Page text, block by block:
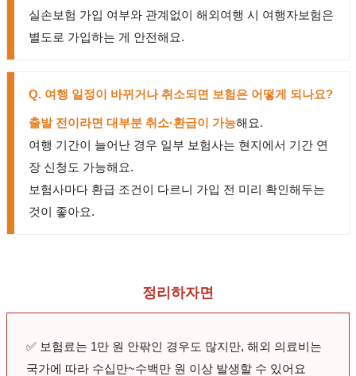
실손보험 가입 여부와 관계없이 해외여행 시 여행자보험은
별도로 가입하는 게 안전해요.
Q. 여행 일정이 바뀌거나 취소되면 보험은 어떻게 되나요?
출발 전이라면 대부분 취소·환급이 가능해요.
여행 기간이 늘어난 경우 일부 보험사는 현지에서 기간 연
장 신청도 가능해요.
보험사마다 환급 조건이 다르니 가입 전 미리 확인해두는
것이 좋아요.
정리하자면
✅ 보험료는 1만 원 안팎인 경우도 많지만, 해외 의료비는
국가에 따라 수십만~수백만 원 이상 발생할 수 있어요